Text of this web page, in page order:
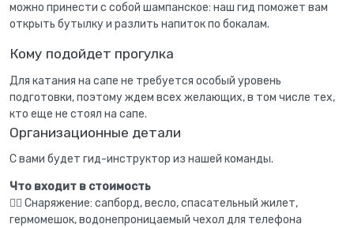
можно принести с собой шампанское: наш гид поможет вам
открыть бутылку и разлить напиток по бокалам.
Кому подойдет прогулка
Для катания на сапе не требуется особый уровень
подготовки, поэтому ждем всех желающих, в том числе тех,
кто еще не стоял на сапе.
Организационные детали
С вами будет гид-инструктор из нашей команды.
Что входит в стоимость
🏄🏼 Снаряжение: сапборд, весло, спасательный жилет,
гермомешок, водонепроницаемый чехол для телефона